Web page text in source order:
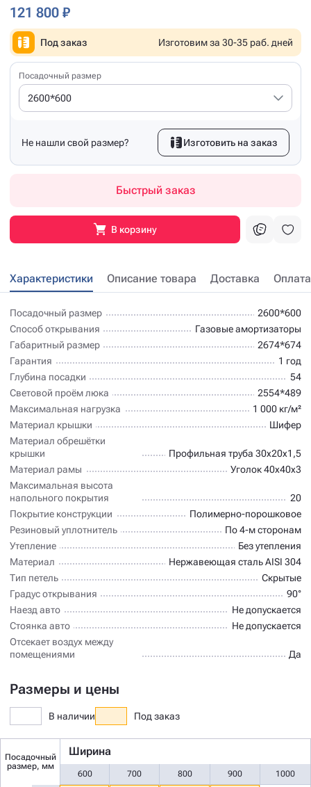
121 800 ₽
Под заказ Изготовим за 30-35 раб. дней
Посадочный размер
2600*600
Не нашли свой размер? Изготовить на заказ
Быстрый заказ
В корзину
Характеристики Описание товара Доставка Оплата
Посадочный размер
2600*600
Способ открывания
Газовые амортизаторы
Габаритный размер
2674*674
Гарантия
1 год
Глубина посадки
54
Световой проём люка
2554*489
Максимальная нагрузка
1 000 кг/м²
Материал крышки
Шифер
Материал обрешётки
крышки
Профильная труба 30х20х1,5
Материал рамы
Уголок 40х40х3
Максимальная высота
напольного покрытия
20
Покрытие конструкции
Полимерно-порошковое
Резиновый уплотнитель
По 4-м сторонам
Утепление
Без утепления
Материал
Нержавеющая сталь AISI 304
Тип петель
Скрытые
Градус открывания
90°
Наезд авто
Не допускается
Стоянка авто
Не допускается
Отсекает воздух между
помещениями
Да
Размеры и цены
В наличии Под заказ
Посадочный
размер, мм
Ширина
600 700 800 900 1000